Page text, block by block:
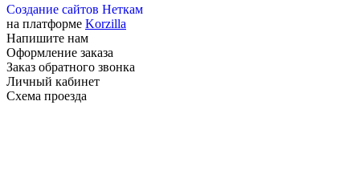
Создание сайтов Неткам
на платформе Korzilla
Напишите нам
Оформление заказа
Заказ обратного звонка
Личный кабинет
Схема проезда